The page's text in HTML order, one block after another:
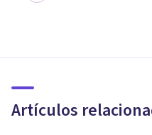
Artículos
humana